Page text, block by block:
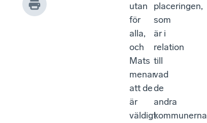
utan
för
alla,
och
Mats
menar
att de
är
väldigt
placeringen,
som
är i
relation
till
vad
de
andra
kommunerna